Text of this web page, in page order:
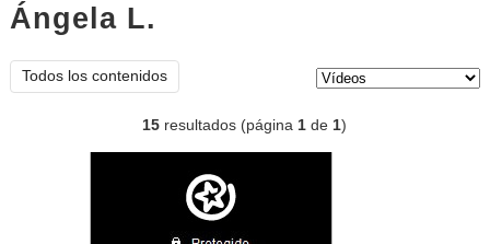
Ángela L.
Todos los contenidos
15 resultados (página1 de1)